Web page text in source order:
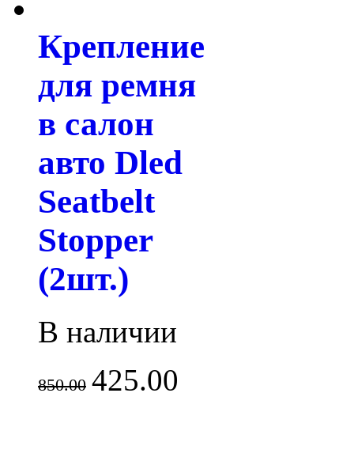
Крепление
для ремня
в салон
авто Dled
Seatbelt
Stopper
(2шт.)
В наличии
850.00 425.00